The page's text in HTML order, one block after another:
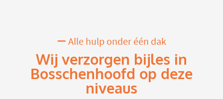
Alle hulp onder één dak
Wij verzorgen bijles in
Bosschenhoofd op deze
niveaus